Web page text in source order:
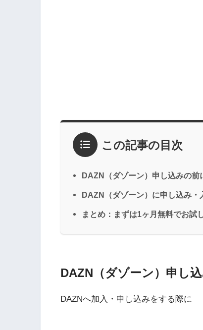
この記事の目次
DAZN（ダゾーン）申し込みの前
DAZN（ダゾーン）に申し込み
まとめ：まずは1ヶ月無料でお試
DAZN（ダゾーン）申し
DAZNへ加入・申し込みをする際に